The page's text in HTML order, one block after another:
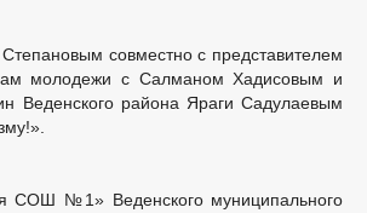
совместно с представителем
молодежи с Салманом Хадисовым и
Веденского района Яраги Садулаевым
СОШ №1» Веденского муниципального